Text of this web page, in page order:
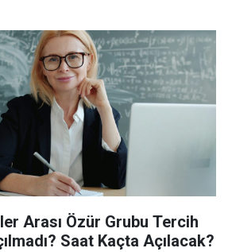
Arası Özür Grubu Tercih
Saat Kaçta Açılacak?